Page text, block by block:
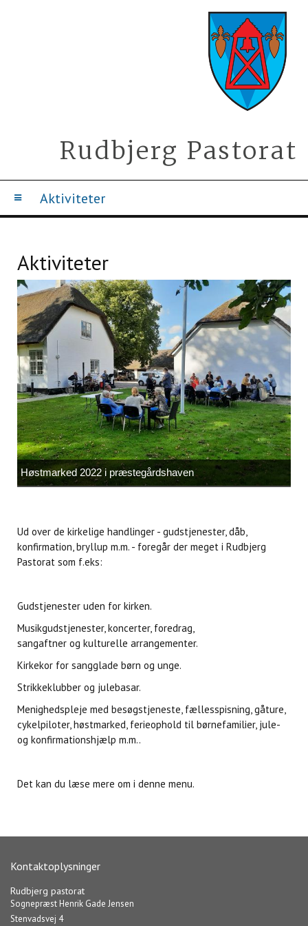
Rudbjerg Pastorat
Aktiviteter
Aktiviteter
Høstmarked 2022 i præstegårdshaven
Ud over de kirkelige handlinger - gudstjenester, dåb,
konfirmation, bryllup m.m. - foregår der meget i Rudbjerg
Pastorat som f.eks:
Gudstjenester uden for kirken.
Musikgudstjenester, koncerter, foredrag,
sangaftner og kulturelle arrangementer.
Kirkekor for sangglade børn og unge.
Strikkeklubber og julebasar.
Menighedspleje med besøgstjeneste, fællesspisning, gåture,
cykelpiloter, høstmarked, ferieophold til børnefamilier, jule-
og konfirmationshjælp m.m..
Det kan du læse mere om i denne menu.
Kontaktoplysninger
Rudbjerg pastorat
Sognepræst Henrik Gade Jensen
Stenvadsvej 4